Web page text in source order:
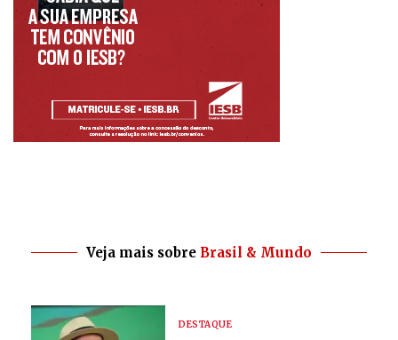
Veja mais sobre Brasil & Mundo
DESTAQUE